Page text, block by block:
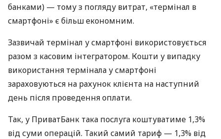
банками) — тому з погляду витрат, «термінал в
смартфоні» є більш економним.
Зазвичай термінал у смартфоні використовується
разом з касовим інтегратором. Кошти у випадку
використання термінала у смартфоні
зараховуються на рахунок клієнта на наступний
день після проведення оплати.
Так, у ПриватБанк така послуга коштуватиме 1,3%
від суми операцій. Такий самий тариф — 1,3% від